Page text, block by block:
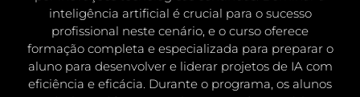
inteligência artificial é crucial para o sucesso
profissional neste cenário, e o curso oferece
formação completa e especializada para preparar o
aluno para desenvolver e liderar projetos de IA com
eficiência e eficácia. Durante o programa, os alunos